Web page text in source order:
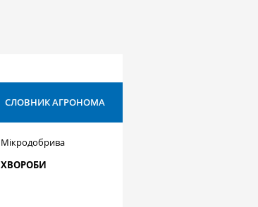
СЛОВНИК АГРОНОМА
Мікродобрива
ХВОРОБИ